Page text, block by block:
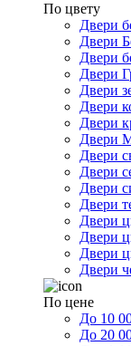
По цвету
Двери
Двери
Двери
Двери
Двери
Двери
Двери
Двери
Двери
Двери
Двери
Двери
Двери
Двери
Двери
Двери
По цене
До 10
До 20